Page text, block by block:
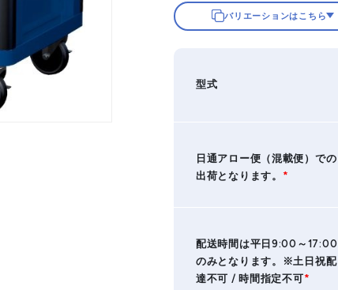
バリエーションはこちら
型式
日通アロー便（混載便）での
出荷となります。 *
配送時間は平日9:00～17:00
のみとなります。※土日祝配
達不可 / 時間指定不可*